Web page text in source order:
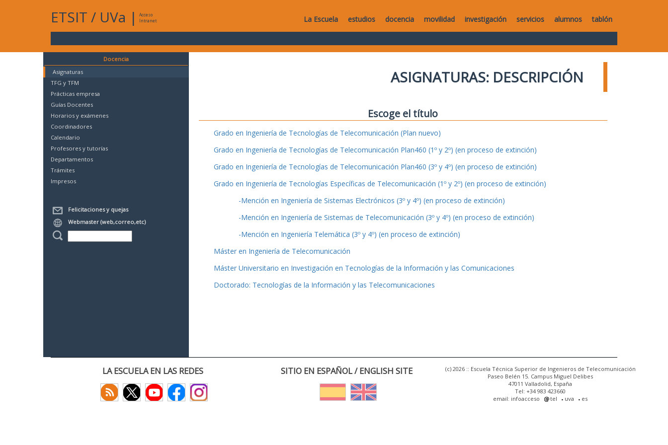
ETSIT / UVa |
Acceso
Intranet
La Escuela estudios docencia movilidad investigación servicios alumnos tablón
Docencia
Asignaturas
TFG y TFM
Prácticas empresa
Guías Docentes
Horarios y exámenes
Coordinadores
Calendario
Profesores y tutorías
Departamentos
Trámites
Impresos
Felicitaciones y quejas
Webmaster (web,correo,etc)
ASIGNATURAS: DESCRIPCIÓN
Escoge el título
Grado en Ingeniería de Tecnologías de Telecomunicación (Plan nuevo)
Grado en Ingeniería de Tecnologías de Telecomunicación Plan460 (1º y 2º) (en proceso de extinción)
Grado en Ingeniería de Tecnologías de Telecomunicación Plan460 (3º y 4º) (en proceso de extinción)
Grado en Ingeniería de Tecnologías Específicas de Telecomunicación (1º y 2º) (en proceso de extinción)
-Mención en Ingeniería de Sistemas Electrónicos (3º y 4º) (en proceso de extinción)
-Mención en Ingeniería de Sistemas de Telecomunicación (3º y 4º) (en proceso de extinción)
-Mención en Ingeniería Telemática (3º y 4º) (en proceso de extinción)
Máster en Ingeniería de Telecomunicación
Máster Universitario en Investigación en Tecnologías de la Información y las Comunicaciones
Doctorado: Tecnologías de la Información y las Telecomunicaciones
LA ESCUELA EN LAS REDES SITIO EN ESPAÑOL / ENGLISH SITE
(c) 2026 :: Escuela Técnica Superior de Ingenieros de Telecomunicación
Paseo Belén 15. Campus Miguel Delibes
47011 Valladolid, España
Tel: +34 983 423660
email: infoacceso
tel uva es